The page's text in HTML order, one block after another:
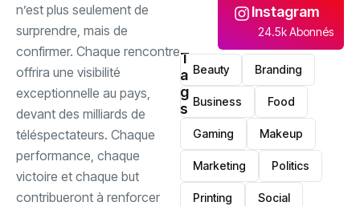
n’est plus seulement de
surprendre, mais de
confirmer. ‎Chaque rencontre
offrira une visibilité
exceptionnelle au pays,
devant des milliards de
téléspectateurs. Chaque
performance, chaque
victoire et chaque but
contribueront à renforcer
Instagram
24.5k Abonnés
T
a
g
s
Beauty Branding
Business Food
Gaming Makeup
Marketing Politics
Printing Social